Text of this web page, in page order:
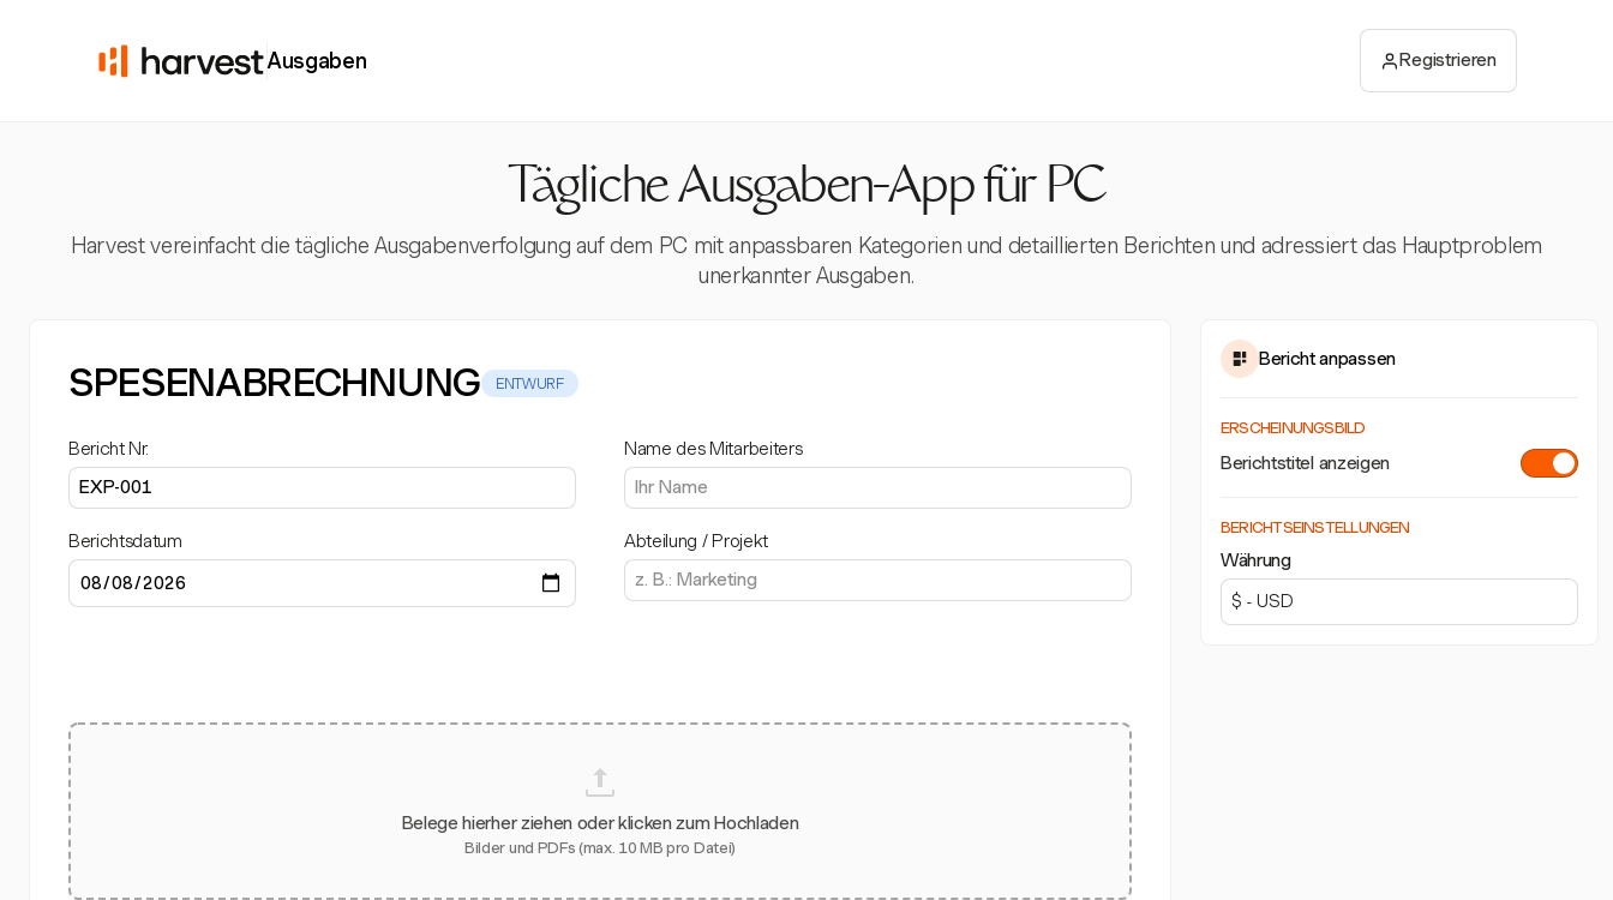
Ausgaben Registrieren
Tägliche Ausgaben-App für PC
Harvest vereinfacht die tägliche Ausgabenverfolgung auf dem PC mit anpassbaren Kategorien und detaillierten Berichten und adressiert das Hauptproblem
unerkannter Ausgaben.
SPESENABRECHNUNG ENTWURF
Bericht Nr.
Berichtsdatum
Name des Mitarbeiters
Abteilung / Projekt
Belege hierher ziehen oder klicken zum Hochladen
Bilder und PDFs (max. 10 MB pro Datei)
Bericht anpassen
ERSCHEINUNGSBILD
Berichtstitel anzeigen
BERICHTSEINSTELLUNGEN
Währung